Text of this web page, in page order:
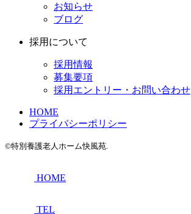
お知らせ
ブログ
採用について
採用情報
募集要項
採用エントリー・お問い合わせ
HOME
プライバシーポリシー
©特別養護老人ホーム快風苑.
HOME
TEL